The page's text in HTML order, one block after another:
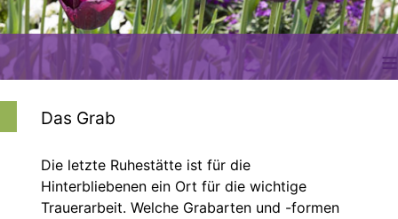
≡
Das Grab
Die letzte Ruhestätte ist für die
Hinterbliebenen ein Ort für die wichtige
Trauerarbeit. Welche Grabarten und -formen